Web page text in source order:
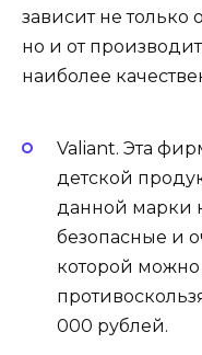
зависит не только
но и от
наиболее
Valiant. Эта
детской
данной марки
безопасные и
которой
000 рублей.